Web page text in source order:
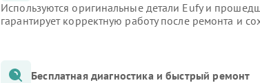
Используются оригинальные детали Eufy и
гарантирует корректную работу после ремонта и
Бесплатная диагностика и быстрый ремонт